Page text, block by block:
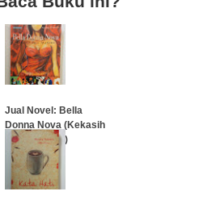
Jual Novel: Bella
Donna Nova (Kekasih
dari Ipanema)